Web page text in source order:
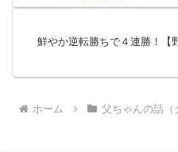
鮮やか逆転勝ちで４連勝！【
ホーム 父ちゃんの話（